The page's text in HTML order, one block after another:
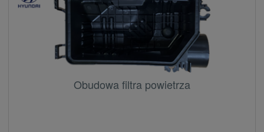
Obudowa filtra powietrza